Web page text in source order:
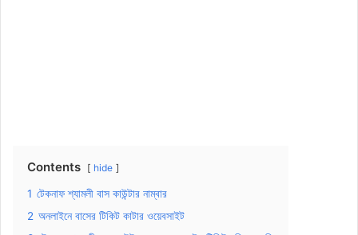
Contents hide
1 টেকনাফ শ্যামলী বাস কাউন্টার নাম্বার
2 অনলাইনে বাসের টিকিট কাটার ওয়েবসাইট